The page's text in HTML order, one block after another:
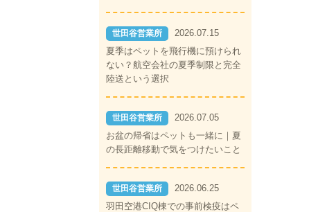
世田谷営業所
2026.07.15
夏季はペットを飛行機に預けられ
ない？航空会社の夏季制限と完全
陸送という選択
世田谷営業所
2026.07.05
お盆の帰省はペットも一緒に｜夏
の長距離移動で気をつけたいこと
世田谷営業所
2026.06.25
羽田空港CIQ棟での事前検疫はペ